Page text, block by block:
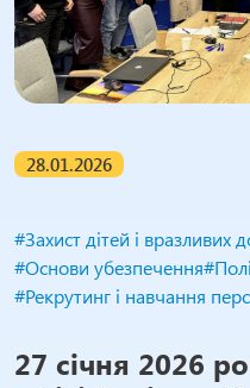
28.01.2026
#Захист дітей і вразливих
#Основи убезпечення
#Рекрутинг і навчання
27 січня 2026